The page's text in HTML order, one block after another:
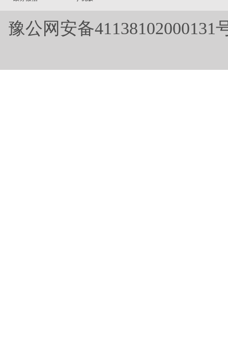
豫公网安备41138102000131